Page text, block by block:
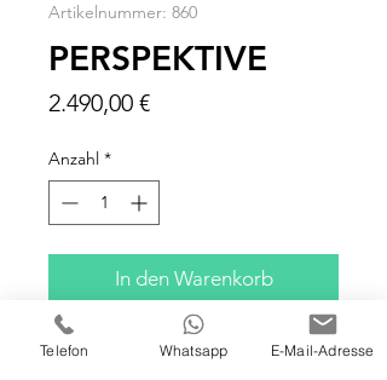
Artikelnummer: 860
PERSPEKTIVE
2.490,00 €Preis
Anzahl *
In den Warenkorb
120x100x4 CM
Telefon Whatsapp E-Mail-Adresse